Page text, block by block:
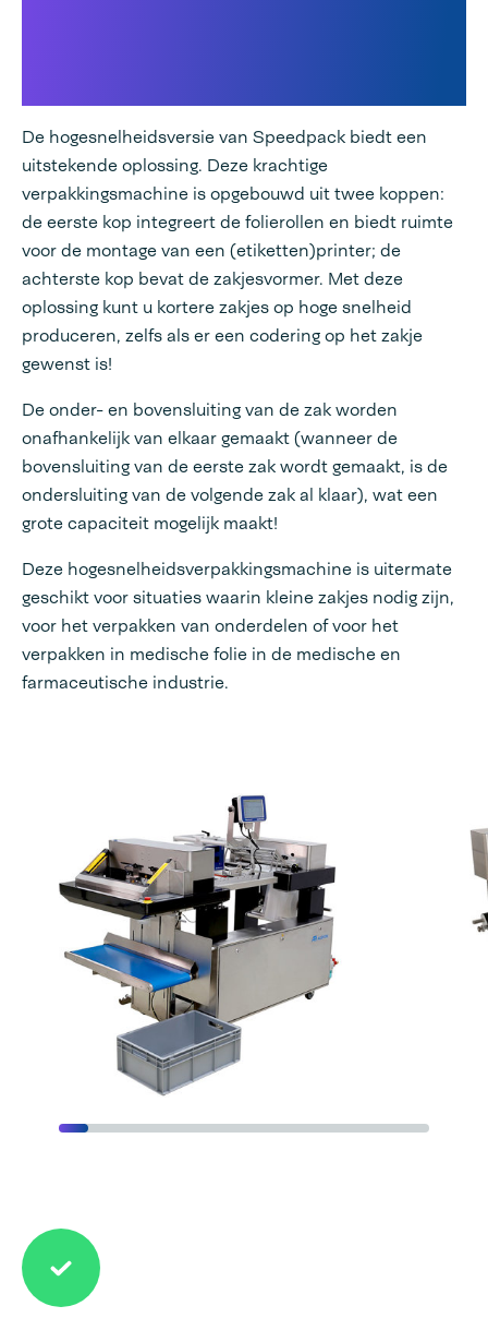
De hogesnelheidsversie van Speedpack biedt een
uitstekende oplossing. Deze krachtige
verpakkingsmachine is opgebouwd uit twee koppen:
de eerste kop integreert de folierollen en biedt ruimte
voor de montage van een (etiketten)printer; de
achterste kop bevat de zakjesvormer. Met deze
oplossing kunt u kortere zakjes op hoge snelheid
produceren, zelfs als er een codering op het zakje
gewenst is!
De onder- en bovensluiting van de zak worden
onafhankelijk van elkaar gemaakt (wanneer de
bovensluiting van de eerste zak wordt gemaakt, is de
ondersluiting van de volgende zak al klaar), wat een
grote capaciteit mogelijk maakt!
Deze hogesnelheidsverpakkingsmachine is uitermate
geschikt voor situaties waarin kleine zakjes nodig zijn,
voor het verpakken van onderdelen of voor het
verpakken in medische folie in de medische en
farmaceutische industrie.